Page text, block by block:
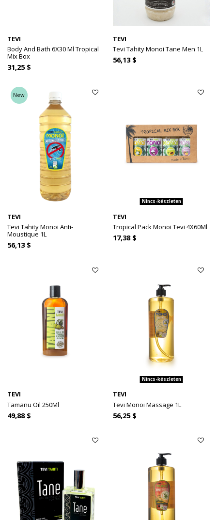
TEVI
Body And Bath 6X30 Ml Tropical
Mix Box
31,25 $
TEVI
Tevi Tahity Monoi Tane Men 1L
56,13 $
New
TEVI
Tevi Tahity Monoi Anti-
Moustique 1L
56,13 $
Nincs-készleten
TEVI
Tropical Pack Monoi Tevi 4X60Ml
17,38 $
TEVI
Tamanu Oil 250Ml
49,88 $
Nincs-készleten
TEVI
Tevi Monoi Massage 1L
56,25 $